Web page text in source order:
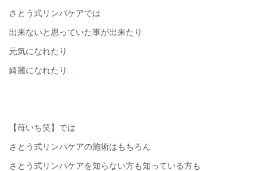
さとう式リンパケアでは
出来ないと思っていた事が出来たり
元気になれたり
綺麗になれたり…
【苺いち笑】では
さとう式リンパケアの施術はもちろん
さとう式リンパケアを知らない方も知っている方も